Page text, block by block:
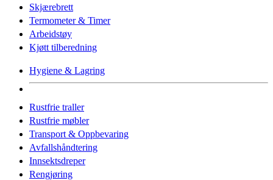
Skjærebrett
Termometer & Timer
Arbeidstøy
Kjøtt tilberedning
Hygiene & Lagring
Rustfrie traller
Rustfrie møbler
Transport & Oppbevaring
Avfallshåndtering
Innsektsdreper
Rengjøring